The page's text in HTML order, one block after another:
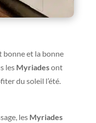
bonne et la bonne
les Myriadesont
du soleil l’été.
les Myriades